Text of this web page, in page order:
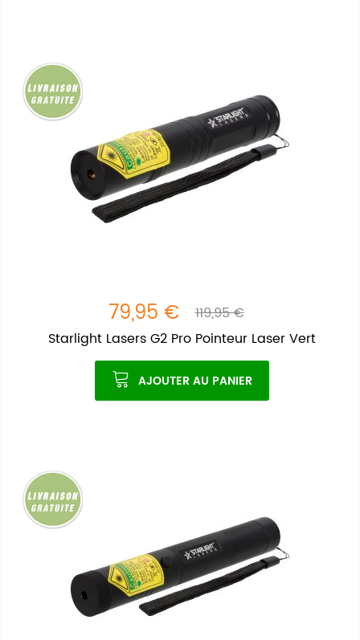
79,95 €
119,95 €
Starlight Lasers G2 Pro Pointeur Laser Vert
AJOUTER AU PANIER